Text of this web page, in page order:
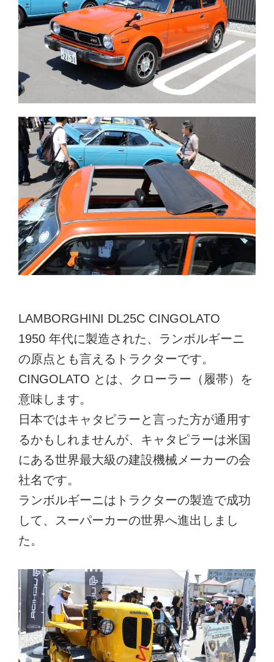
LAMBORGHINI DL25C CINGOLATO
1950 年代に製造された、ランボルギーニ
の原点とも言えるトラクターです。
CINGOLATO とは、クローラー（履帯）を
意味します。
日本ではキャタピラーと言った方が通用す
るかもしれませんが、キャタピラーは米国
にある世界最大級の建設機械メーカーの会
社名です。
ランボルギーニはトラクターの製造で成功
して、スーパーカーの世界へ進出しまし
た。